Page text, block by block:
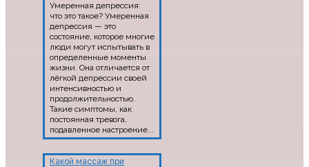
Умеренная депрессия:
что это такое? Умеренная
депрессия — это
состояние, которое многие
люди могут испытывать в
определенные моменты
жизни. Она отличается от
лёгкой депрессии своей
интенсивностью и
продолжительностью.
Такие симптомы, как
постоянная тревога,
подавленное настроение...
Какой массаж при